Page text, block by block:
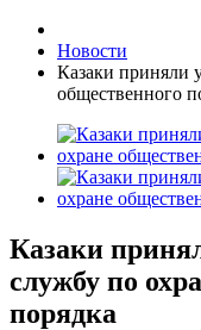
Новости
Казаки приняли
общественного
Казаки
службу по
порядка